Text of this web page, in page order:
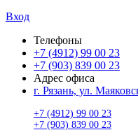
Вход
Телефоны
+7 (4912) 99 00 23
+7 (903) 839 00 23
Адрес офиса
г. Рязань, ул.
+7 (4912) 99 00 23
+7 (903) 839 00 23